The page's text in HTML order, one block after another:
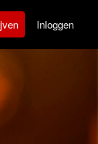
Inloggen